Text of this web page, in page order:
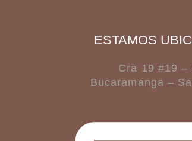
ESTAMOS
Cra 19 #19 –
Bucaramanga –